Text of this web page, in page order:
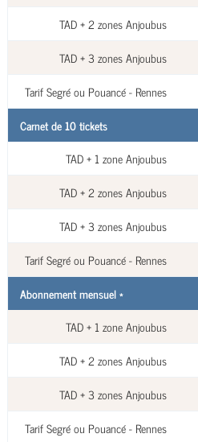
TAD + 2 zones Anjoubus
TAD + 3 zones Anjoubus
Tarif Segré ou Pouancé - Rennes
Carnet de 10 tickets
TAD + 1 zone Anjoubus
TAD + 2 zones Anjoubus
TAD + 3 zones Anjoubus
Tarif Segré ou Pouancé - Rennes
Abonnement mensuel *
TAD + 1 zone Anjoubus
TAD + 2 zones Anjoubus
TAD + 3 zones Anjoubus
Tarif Segré ou Pouancé - Rennes